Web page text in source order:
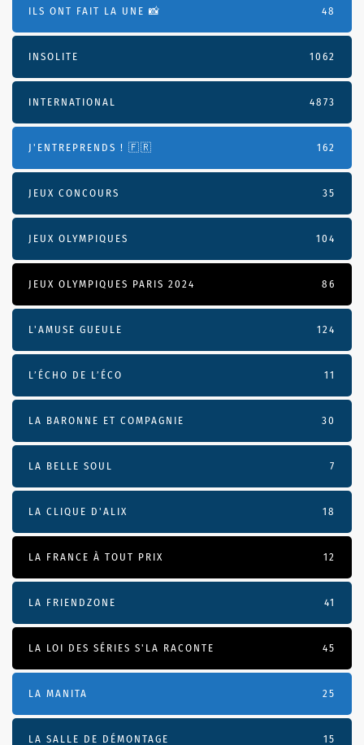
ILS ONT FAIT LA UNE 📸 48
INSOLITE 1062
INTERNATIONAL 4873
J'ENTREPRENDS ! 🇫🇷 162
JEUX CONCOURS 35
JEUX OLYMPIQUES 104
JEUX OLYMPIQUES PARIS 2024 86
L'AMUSE GUEULE 124
L’ÉCHO DE L’ÉCO 11
LA BARONNE ET COMPAGNIE 30
LA BELLE SOUL 7
LA CLIQUE D'ALIX 18
LA FRANCE À TOUT PRIX 12
LA FRIENDZONE 41
LA LOI DES SÉRIES S'LA RACONTE 45
LA MANITA 25
LA SALLE DE DÉMONTAGE 15